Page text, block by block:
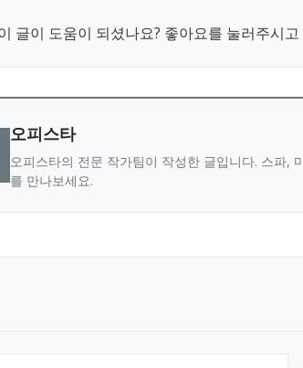
글이 도움이 되셨나요? 좋아요를 눌러주시
오피스타
오피스타의 전문 작가팀이 작성한 글입니다. 스파,
를 만나보세요.